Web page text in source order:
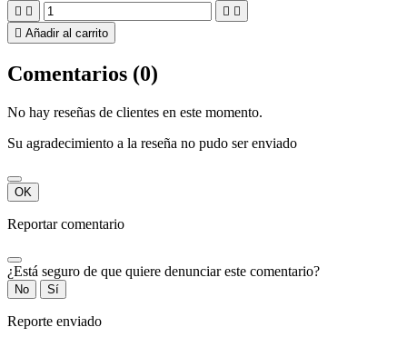
   
 Añadir al carrito
Comentarios (0)
No hay reseñas de clientes en este momento.
Su agradecimiento a la reseña no pudo ser enviado
OK
Reportar comentario
¿Está seguro de que quiere denunciar este comentario?
No Sí
Reporte enviado